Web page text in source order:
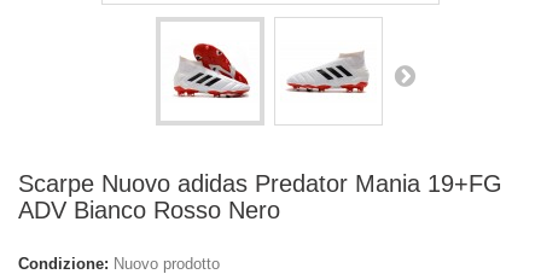
Scarpe Nuovo adidas Predator Mania 19+FG
ADV Bianco Rosso Nero
Condizione: Nuovo prodotto